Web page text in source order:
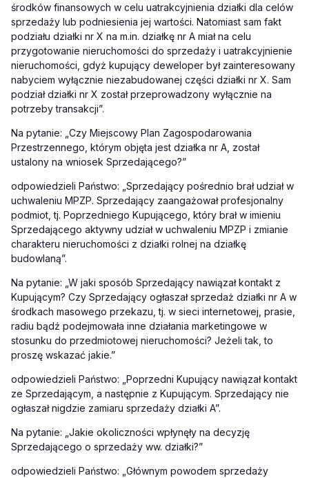
środków finansowych w celu uatrakcyjnienia działki dla celów
sprzedaży lub podniesienia jej wartości. Natomiast sam fakt
podziału działki nr X na m.in. działkę nr A miał na celu
przygotowanie nieruchomości do sprzedaży i uatrakcyjnienie
nieruchomości, gdyż kupujący deweloper był zainteresowany
nabyciem wyłącznie niezabudowanej części działki nr X. Sam
podział działki nr X został przeprowadzony wyłącznie na
potrzeby transakcji”.
Na pytanie: „Czy Miejscowy Plan Zagospodarowania
Przestrzennego, którym objęta jest działka nr A, został
ustalony na wniosek Sprzedającego?”
odpowiedzieli Państwo: „Sprzedający pośrednio brał udział w
uchwaleniu MPZP. Sprzedający zaangażował profesjonalny
podmiot, tj. Poprzedniego Kupującego, który brał w imieniu
Sprzedającego aktywny udział w uchwaleniu MPZP i zmianie
charakteru nieruchomości z działki rolnej na działkę
budowlaną”.
Na pytanie: „W jaki sposób Sprzedający nawiązał kontakt z
Kupującym? Czy Sprzedający ogłaszał sprzedaż działki nr A w
środkach masowego przekazu, tj. w sieci internetowej, prasie,
radiu bądź podejmowała inne działania marketingowe w
stosunku do przedmiotowej nieruchomości? Jeżeli tak, to
proszę wskazać jakie.”
odpowiedzieli Państwo: „Poprzedni Kupujący nawiązał kontakt
ze Sprzedającym, a następnie z Kupującym. Sprzedający nie
ogłaszał nigdzie zamiaru sprzedaży działki A”.
Na pytanie: „Jakie okoliczności wpłynęły na decyzję
Sprzedającego o sprzedaży ww. działki?”
odpowiedzieli Państwo: „Głównym powodem sprzedaży